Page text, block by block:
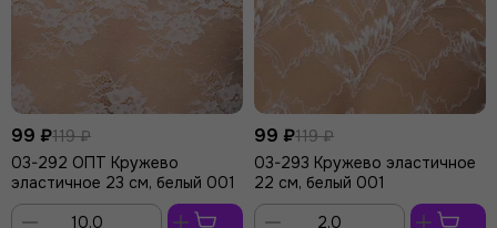
99 ₽119 ₽
03-292 ОПТ Кружево
эластичное 23 см, белый 001
99 ₽119 ₽
03-293 Кружево эластичное
22 см, белый 001